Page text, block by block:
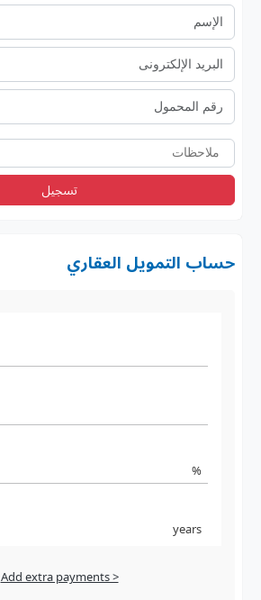
تسجيل
حساب التمويل العقاري
%
years
Add extra payments >